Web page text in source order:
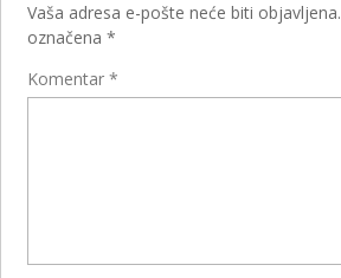
Vaša adresa e-pošte neće biti objavljena.
označena*
Komentar*